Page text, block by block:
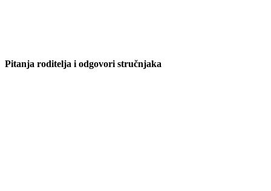
Pitanja roditelja i odgovori stručnjaka